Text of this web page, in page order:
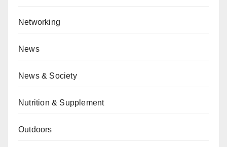
Networking
News
News & Society
Nutrition & Supplement
Outdoors